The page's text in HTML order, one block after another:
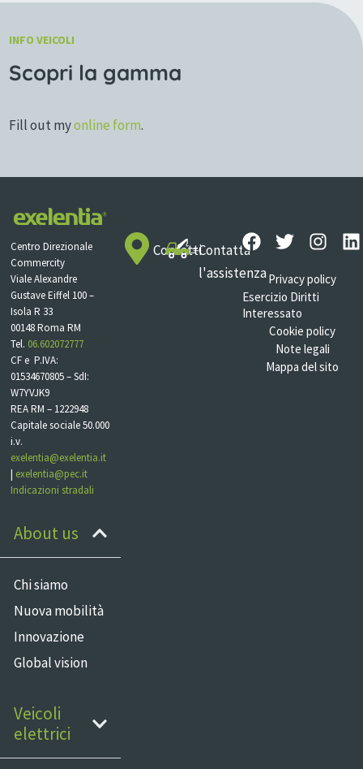
INFO VEICOLI
Scopri la gamma
Fill out myonline form.
Centro Direzionale
Commercity
Viale Alexandre
Gustave Eiffel 100 –
Isola R 33
00148 Roma RM
Tel. 06.602072777
CF e P.IVA:
01534670805 – SdI:
W7YVJK9
REA RM – 1222948
Capitale sociale 50.000
i.v.
exelentia@exelentia.it
| exelentia@pec.it
Indicazioni stradali
About us
Chi siamo
Nuova mobilità
Innovazione
Global vision
Veicoli
elettrici
ContattiContatta
l'assistenzaPrivacy policy
Esercizio Diritti
Interessato
Cookie policy
Note legali
Mappa del sito